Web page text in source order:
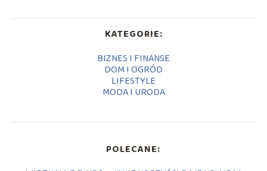
KATEGORIE:
BIZNES I FINANSE
DOM I OGRÓD
LIFESTYLE
MODA I URODA
POLECANE: